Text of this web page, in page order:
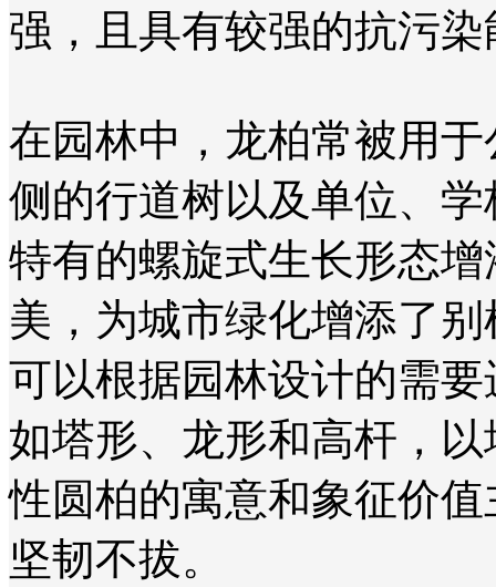
强，且具有较强的抗污染
在园林中，龙柏常被用
侧的行道树以及单位、
特有的螺旋式生长形态
美，为城市绿化增添了
可以根据园林设计的需
如塔形、龙形和高杆，
性‌圆柏的寓意和象征价
坚韧不拔。‌